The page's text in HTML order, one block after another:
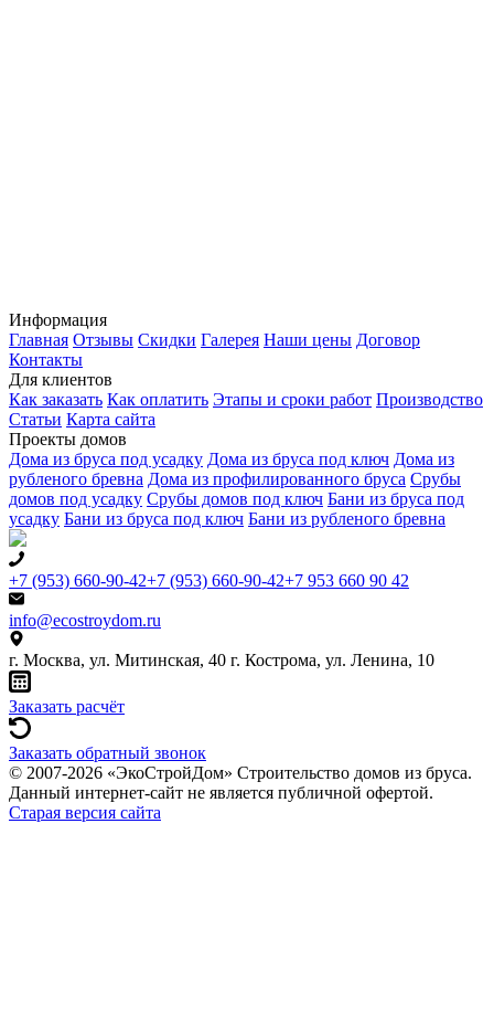
Информация
Главная Отзывы Скидки Галерея Наши цены Договор
Контакты
Для клиентов
Как заказать Как оплатить Этапы и сроки работ Производство
Статьи Карта сайта
Проекты домов
Дома из бруса под усадку Дома из бруса под ключ Дома из
рубленого бревна Дома из профилированного бруса Срубы
домов под усадку Срубы домов под ключ Бани из бруса под
усадку Бани из бруса под ключ Бани из рубленого бревна
+7 (953) 660-90-42+7 (953) 660-90-42+7 953 660 90 42
info@ecostroydom.ru
г. Москва, ул. Митинская, 40 г. Кострома, ул. Ленина, 10
Заказать расчёт
Заказать обратный звонок
© 2007-2026 «ЭкоСтройДом» Строительство домов из бруса.
Данный интернет-сайт не является публичной офертой.
Старая версия сайта